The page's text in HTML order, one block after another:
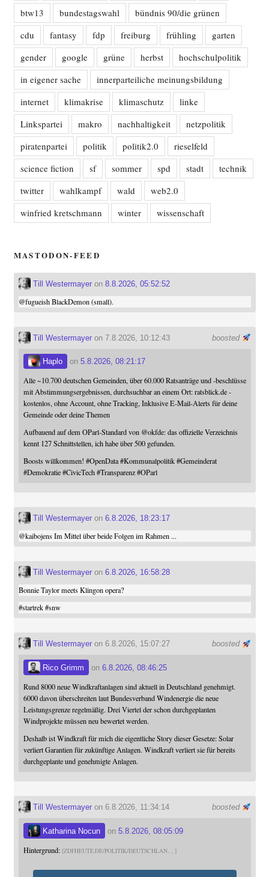
btw13 bundestagswahl
bündnis 90/die grünen
cdu
fantasy fdp freiburg frühling
garten
gender
google grüne herbst
hochschulpolitik
in eigener sache
innerparteiliche meinungsbildung
internet
klimakrise klimaschutz
linke
Linkspartei
makro nachhaltigkeit
netzpolitik
piratenpartei
politik politik2.0
rieselfeld
science fiction
sf sommer spd stadt
technik
twitter
wahlkampf wald
web2.0
winfried kretschmann
winter wissenschaft
MASTODON-FEED
Till Westermayeron 8.8.2026, 05:52:52
@fugueishBlackDemon (small).
boosted
Till Westermayeron 7.8.2026, 10:12:43
Haplo on 5.8.2026, 08:21:17
Alle ~10.700 deutschen Gemeinden, über 60.000 Ratsanträge und -beschlüsse
mit Abstimmungsergebnissen, durchsuchbar an einem Ort: ratsblick.de -
kostenlos, ohne Account, ohne Tracking, Inklusive E-Mail-Alerts für deine
Gemeinde oder deine Themen
Aufbauend auf dem OParl-Standard von @okfde: das offizielle Verzeichnis
kennt 127 Schnittstellen, ich habe über 500 gefunden.
Boosts willkommen! #OpenData #Kommunalpolitik #Gemeinderat
#Demokratie #CivicTech #Transparenz #OParl
Till Westermayeron 6.8.2026, 18:23:17
@kaibojensIm Mittel über beide Folgen im Rahmen ...
Till Westermayeron 6.8.2026, 16:58:28
Bonnie Taylor meets Klingon opera?
#startrek #snw
boosted
Till Westermayeron 6.8.2026, 15:07:27
Rico Grimm on 6.8.2026, 08:46:25
Rund 8000 neue Windkraftanlagen sind aktuell in Deutschland genehmigt.
6000 davon überschreiten laut Bundesverband Windenergie die neue
Leistungsgrenze regelmäßig. Drei Viertel der schon durchgeplanten
Windprojekte müssen neu bewertet werden.
Deshalb ist Windkraft für mich die eigentliche Story dieser Gesetze: Solar
verliert Garantien für zukünftige Anlagen. Windkraft verliert sie für bereits
durchgeplante und genehmigte Anlagen.
boosted
Till Westermayeron 6.8.2026, 11:34:14
Katharina Nocun on 5.8.2026, 08:05:09
Hintergrund: ZDFHEUTE.DE/POLITIK/DEUTSCHLAN